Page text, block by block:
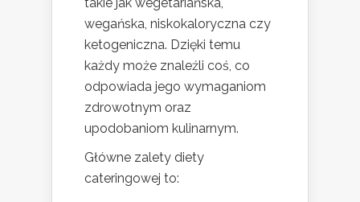
wegańska, niskokaloryczna czy
ketogeniczna. Dzięki temu
każdy może znaleźli coś, co
odpowiada jego wymaganiom
zdrowotnym oraz
upodobaniom kulinarnym.
Główne zalety diety
cateringowej to: